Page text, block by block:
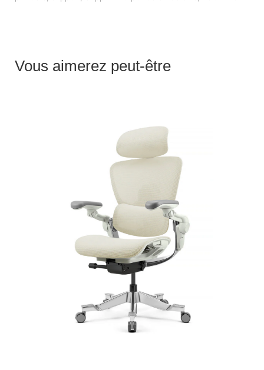
Vous aimerez peut-être